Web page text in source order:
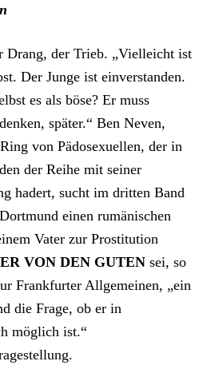
Drang, der Trieb. „Vielleicht ist
Der Junge ist einverstanden.
es als böse? Er muss
später.“ Ben Neven,
von Pädosexuellen, der in
der Reihe mit seiner
hadert, sucht im dritten Band
einen rumänischen
Vater zur Prostitution
VON DEN GUTEN sei, so
Frankfurter Allgemeinen, „ein
die Frage, ob er in
möglich ist.“